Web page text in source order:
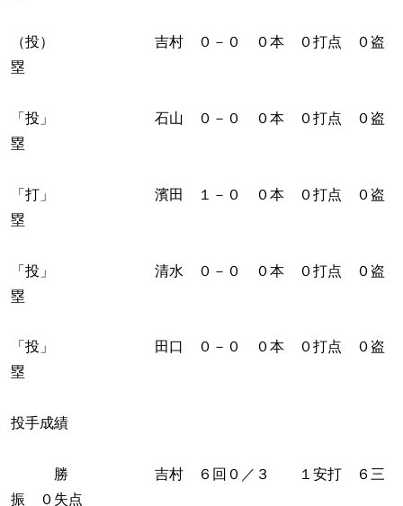
（投） 吉村 ０－０ ０本 ０打点 ０盗
塁
「投」 石山 ０－０ ０本 ０打点 ０盗
塁
「打」 濱田 １－０ ０本 ０打点 ０盗
塁
「投」 清水 ０－０ ０本 ０打点 ０盗
塁
「投」 田口 ０－０ ０本 ０打点 ０盗
塁
投手成績
勝 吉村 ６回０／３ １安打 ６三
振 ０失点